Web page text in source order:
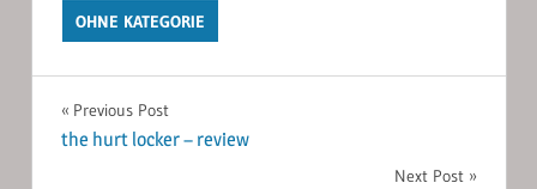
OHNE KATEGORIE
Post
Previous Post
the hurt locker – review
Next Post